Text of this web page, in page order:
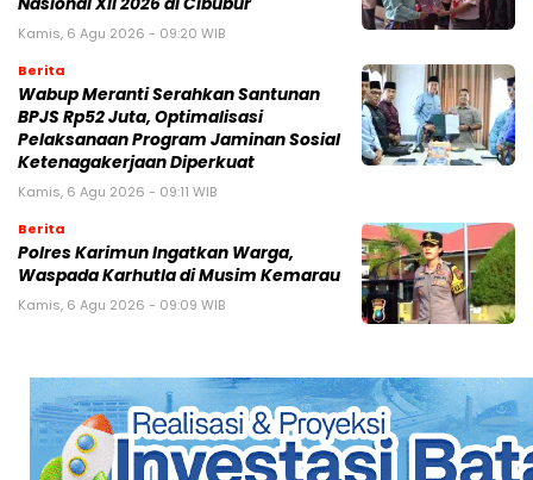
Kamis, 6 Agu 2026 - 09:20 WIB
Berita
Wabup Meranti Serahkan Santunan
BPJS Rp52 Juta, Optimalisasi
Pelaksanaan Program Jaminan Sosial
Ketenagakerjaan Diperkuat
Kamis, 6 Agu 2026 - 09:11 WIB
Berita
Polres Karimun Ingatkan Warga,
Waspada Karhutla di Musim Kemarau
Kamis, 6 Agu 2026 - 09:09 WIB